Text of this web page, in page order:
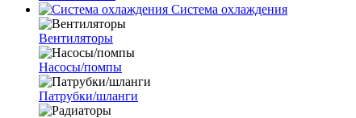
Система охлаждения
Вентиляторы
Насосы/помпы
Патрубки/шланги